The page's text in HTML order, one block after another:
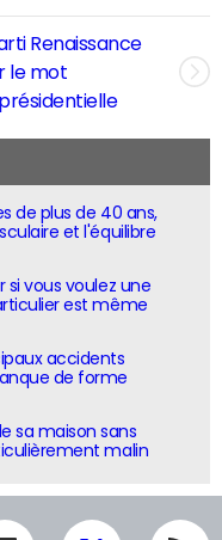
Renaissance
le mot
de plus de 40 ans,
et l'équilibre
si vous voulez une
est même
accidents
de forme
sa maison sans
malin